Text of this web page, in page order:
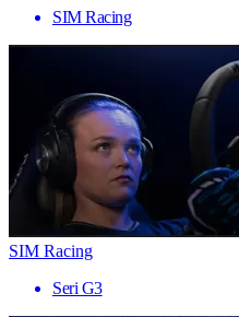
SIM Racing
SIM Racing
Seri G3